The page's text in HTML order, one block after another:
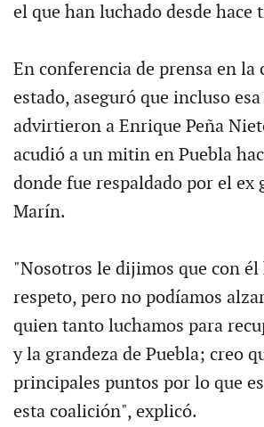
el que han luchado desde hace
En conferencia de prensa en la
estado, aseguró que incluso
advirtieron a Enrique Peña
acudió a un mitin en Puebla
donde fue respaldado por el ex
Marín.
"Nosotros le dijimos que con él
respeto, pero no podíamos
quien tanto luchamos para
y la grandeza de Puebla; creo
principales puntos por lo que
esta coalición", explicó.